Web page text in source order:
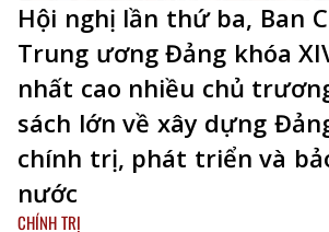
Hội nghị lần thứ ba, Ban
Trung ương Đảng khóa
nhất cao nhiều chủ
sách lớn về xây dựng
chính trị, phát triển và
nước
CHÍNH TRỊ